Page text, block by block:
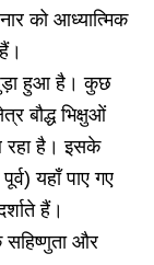
को आध्यात्मिक
जुड़ा हुआ है। कुछ
बौद्ध भिक्षुओं
रहा है। इसके
यहाँ पाए गए
हैं।
सहिष्णुता और